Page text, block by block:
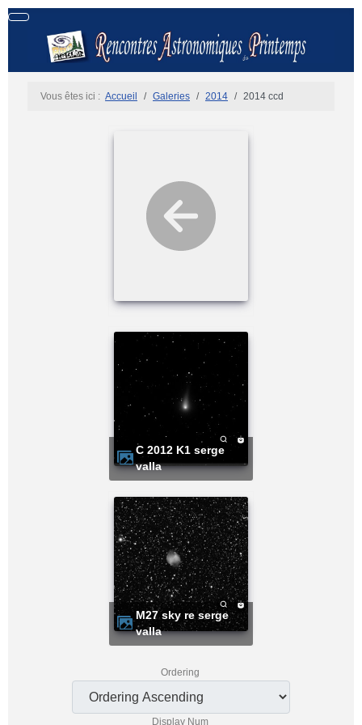
Vous êtes ici : Accueil Galeries 2014 2014 ccd
C 2012 K1 serge
valla
M27 sky re serge
valla
Ordering
Display Num